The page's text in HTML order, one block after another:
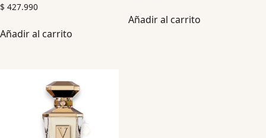
$ 427.990
Añadir al carrito
Añadir al carrito